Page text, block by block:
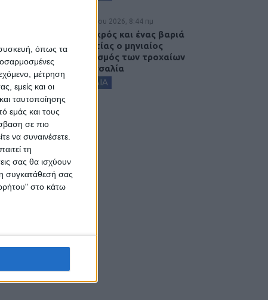
όπως τα
μέτρηση
εμείς και οι
ταυτοποίησης
εμάς και τους
σε πιο
να συναινέσετε.
τη
σας θα ισχύουν
συγκατάθεσή σας
στο κάτω
7 Αυγούστου 2026, 8:44 πμ
Ένας νεκρός και ένας βαριά
τραυματίας ο μηνιαίος
απολογισμός των τροχαίων
στη Θεσσαλία
ΘΕΣΣΑΛΙΑ